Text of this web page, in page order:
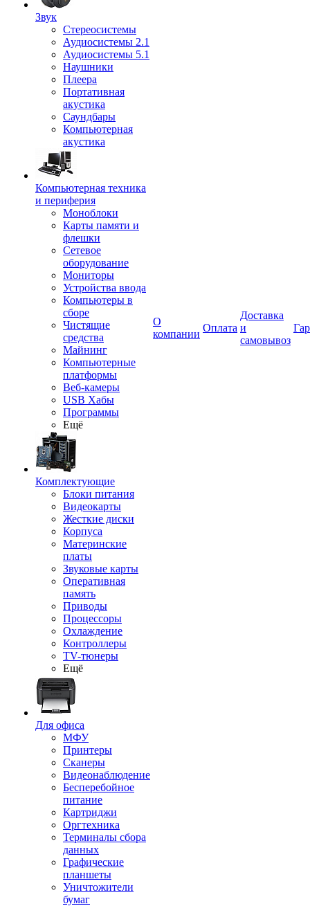
Звук
Стереосистемы
Аудиосистемы 2.1
Аудиосистемы 5.1
Наушники
Плеера
Портативная
акустика
Саундбары
Компьютерная
акустика
Компьютерная техника
и периферия
Моноблоки
Карты памяти и
флешки
Сетевое
оборудование
Мониторы
Устройства ввода
Компьютеры в
сборе
Чистящие
средства
Майнинг
Компьютерные
платформы
Веб-камеры
USB Хабы
Программы
Ещё
Комплектующие
Блоки питания
Видеокарты
Жесткие диски
Корпуса
Материнские
платы
Звуковые карты
Оперативная
память
Приводы
Процессоры
Охлаждение
Контроллеры
TV-тюнеры
Ещё
Для офиса
МФУ
Принтеры
Сканеры
Видеонаблюдение
Бесперебойное
питание
Картриджи
Оргтехника
Терминалы сбора
данных
Графические
планшеты
Уничтожители
бумаг
О
компании
Оплата
Доставка
и
самовывоз